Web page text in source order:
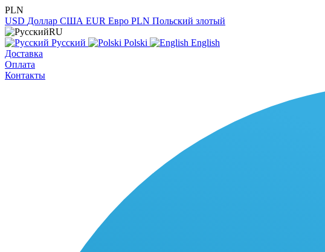
PLN
USD Доллар США EUR Евро PLN Польский злотый
RU
Русский
Polski
English
Доставка
Оплата
Контакты